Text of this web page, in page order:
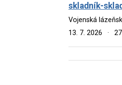
skladník-
Vojenská
13. 7. 2026
·